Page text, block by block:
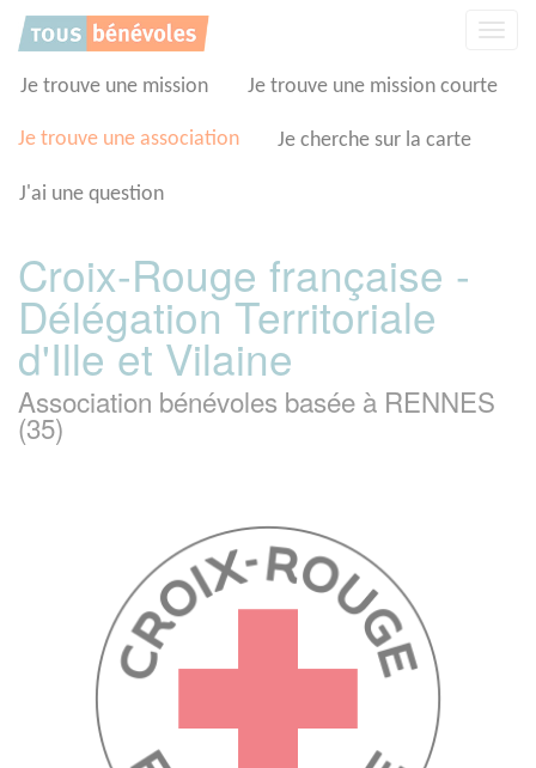
Je trouve une mission Je trouve une mission courte
Je trouve une association Je cherche sur la carte
J'ai une question
Croix-Rouge française -
Délégation Territoriale
d'Ille et Vilaine
Association bénévoles basée à RENNES
(35)
Panneau de gestion des cookies